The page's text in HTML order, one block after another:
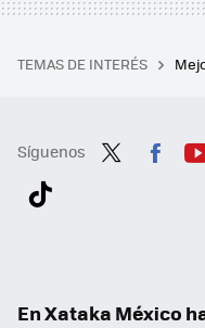
TEMAS DE INTERÉS
Síguenos
En Xataka México